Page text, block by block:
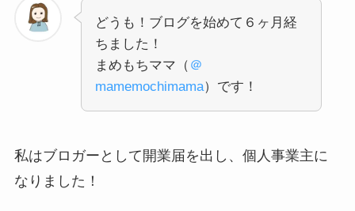
どうも！ブログを始めて６ヶ月経
ちました！
まめもちママ（ ＠
mamemochimama）です！
私はブロガーとして開業届を出し、個人事業主に
なりました！